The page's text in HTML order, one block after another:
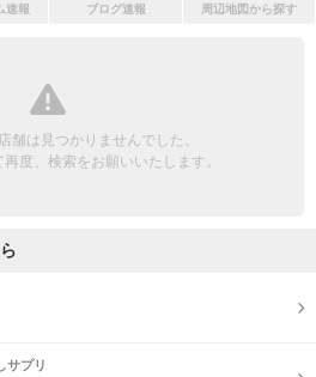
リピーター割引あり
団体様歓迎
速報 ブログ速報 周辺地図から探す
舗は見つかりませんでした。
度、検索をお願いいたします。
サプリ